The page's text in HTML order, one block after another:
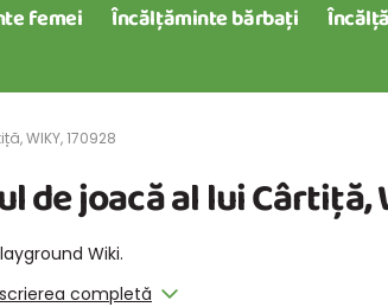
femei Încălțăminte bărbați
WIKY, 170928
de joacă al lui Cârtiță,
Wiki.
completă